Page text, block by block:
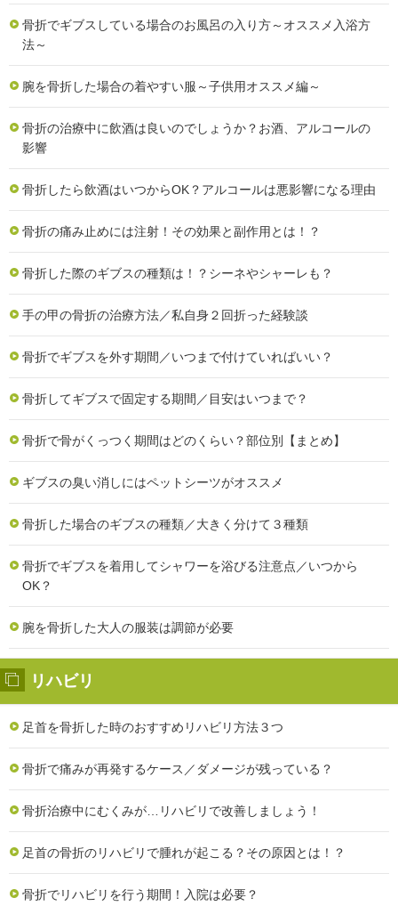
骨折でギブスしている場合のお風呂の入り方～オススメ入浴方
法～
腕を骨折した場合の着やすい服～子供用オススメ編～
骨折の治療中に飲酒は良いのでしょうか？お酒、アルコールの
影響
骨折したら飲酒はいつからOK？アルコールは悪影響になる理由
骨折の痛み止めには注射！その効果と副作用とは！？
骨折した際のギブスの種類は！？シーネやシャーレも？
手の甲の骨折の治療方法／私自身２回折った経験談
骨折でギブスを外す期間／いつまで付けていればいい？
骨折してギブスで固定する期間／目安はいつまで？
骨折で骨がくっつく期間はどのくらい？部位別【まとめ】
ギブスの臭い消しにはペットシーツがオススメ
骨折した場合のギブスの種類／大きく分けて３種類
骨折でギブスを着用してシャワーを浴びる注意点／いつから
OK？
腕を骨折した大人の服装は調節が必要
リハビリ
足首を骨折した時のおすすめリハビリ方法３つ
骨折で痛みが再発するケース／ダメージが残っている？
骨折治療中にむくみが…リハビリで改善しましょう！
足首の骨折のリハビリで腫れが起こる？その原因とは！？
骨折でリハビリを行う期間！入院は必要？